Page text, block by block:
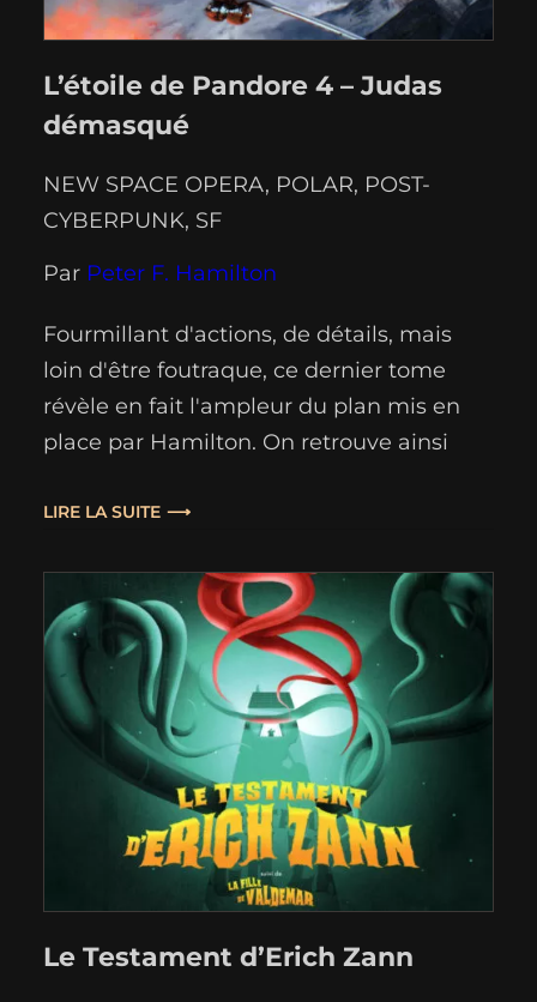
L’étoile de Pandore 4 – Judas
démasqué
NEW SPACE OPERA, POLAR, POST-
CYBERPUNK, SF
Par Peter F. Hamilton
Fourmillant d'actions, de détails, mais
loin d'être foutraque, ce dernier tome
révèle en fait l'ampleur du plan mis en
place par Hamilton. On retrouve ainsi
personnages qui étaient là aux débuts
déclarés comme tels par l'auteur dans sa
liste(*) de protagonistes, comme dans
une sorte…
LIRE LA SUITE
Le Testament d’Erich Zann